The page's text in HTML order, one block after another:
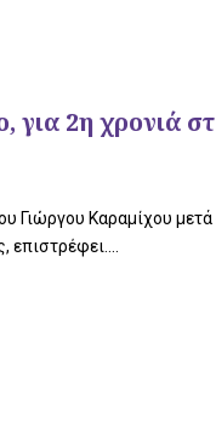
για 2η χρονιά
Γιώργου Καραμίχου